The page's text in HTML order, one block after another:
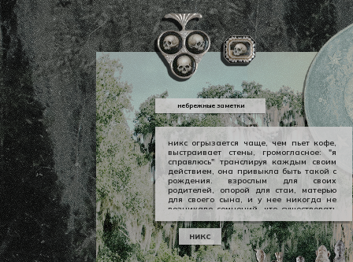
никс огрызается чаще, чем пьет кофе,
выстраивает стены, громогласное: "я
справлюсь" транслируя каждым своим
действием, она привыкла быть такой с
рождения. взрослым для своих
родителей, опорой для стаи, матерью
для своего сына, и у нее никогда не
возникало сомнений, что существовать
можно в принципе своем как-то иначе.
у никс опора — она сама, даже если
уже давно изломанная, совершенно
ненадежная, но помощи она просит
тогда, когда не остается уже выбора.
никс
небрежные заметки